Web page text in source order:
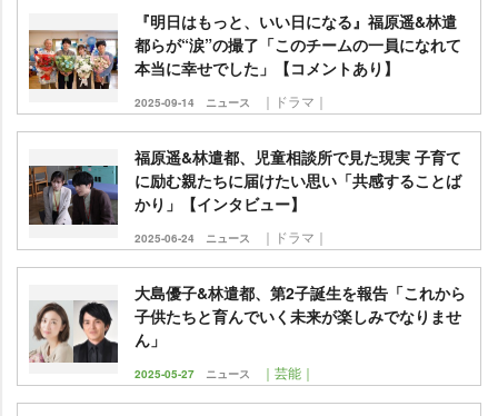
『明日はもっと、いい日になる』福原遥&林遣
都らが“涙”の撮了「このチームの一員になれて
本当に幸せでした」【コメントあり】
2025-09-14 ニュース ｜ドラマ｜
福原遥&林遣都、児童相談所で見た現実 子育て
に励む親たちに届けたい思い「共感することば
かり」【インタビュー】
2025-06-24 ニュース ｜ドラマ｜
大島優子&林遣都、第2子誕生を報告「これから
子供たちと育んでいく未来が楽しみでなりませ
ん」
2025-05-27 ニュース ｜芸能｜